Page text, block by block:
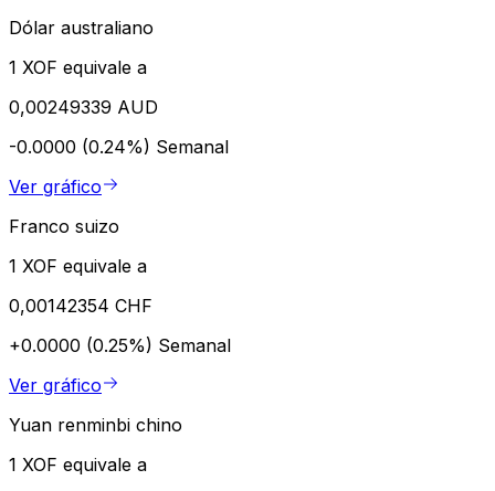
Dólar australiano
1 XOF equivale a
0,00249339 AUD
-0.0000 (0.24%) Semanal
Ver gráfico
Franco suizo
1 XOF equivale a
0,00142354 CHF
+0.0000 (0.25%) Semanal
Ver gráfico
Yuan renminbi chino
1 XOF equivale a